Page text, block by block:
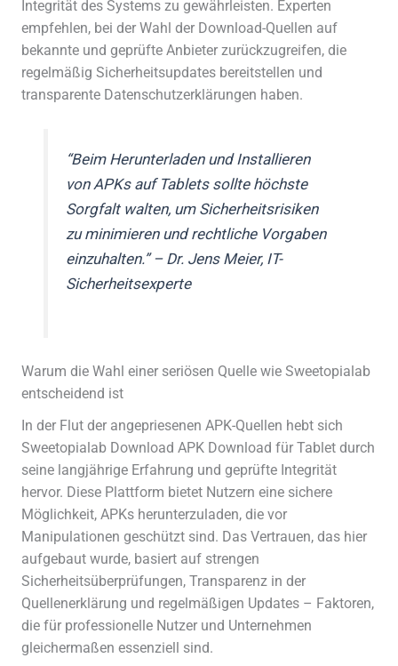
Integrität des Systems zu gewährleisten. Experten
empfehlen, bei der Wahl der Download-Quellen auf
bekannte und geprüfte Anbieter zurückzugreifen, die
regelmäßig Sicherheitsupdates bereitstellen und
transparente Datenschutzerklärungen haben.
“Beim Herunterladen und Installieren
von APKs auf Tablets sollte höchste
Sorgfalt walten, um Sicherheitsrisiken
zu minimieren und rechtliche Vorgaben
einzuhalten.” – Dr. Jens Meier, IT-
Sicherheitsexperte
Warum die Wahl einer seriösen Quelle wie Sweetopialab
entscheidend ist
In der Flut der angepriesenen APK-Quellen hebt sich
Sweetopialab Download APK Download für Tablet durch
seine langjährige Erfahrung und geprüfte Integrität
hervor. Diese Plattform bietet Nutzern eine sichere
Möglichkeit, APKs herunterzuladen, die vor
Manipulationen geschützt sind. Das Vertrauen, das hier
aufgebaut wurde, basiert auf strengen
Sicherheitsüberprüfungen, Transparenz in der
Quellenerklärung und regelmäßigen Updates – Faktoren,
die für professionelle Nutzer und Unternehmen
gleichermaßen essenziell sind.